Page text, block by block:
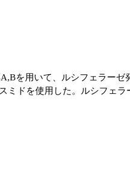
を用いて、ルシフェラーゼ
ミドを使用した。ルシフェラ